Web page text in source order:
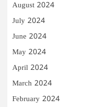
August 2024
July 2024
June 2024
May 2024
April 2024
March 2024
February 2024